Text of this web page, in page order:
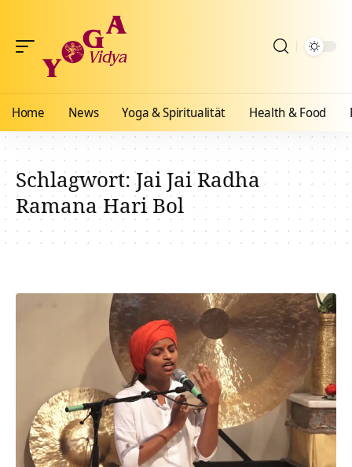
Home News Yoga & Spiritualität Health & Food
Schlagwort:Jai Jai Radha
Ramana Hari Bol